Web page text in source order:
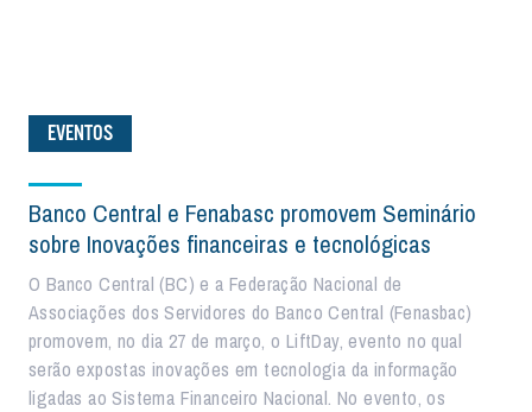
EVENTOS
Banco Central e Fenabasc promovem Seminário
sobre Inovações financeiras e tecnológicas
O Banco Central (BC) e a Federação Nacional de
Associações dos Servidores do Banco Central (Fenasbac)
promovem, no dia 27 de março, o LiftDay, evento no qual
serão expostas inovações em tecnologia da informação
ligadas ao Sistema Financeiro Nacional. No evento, os